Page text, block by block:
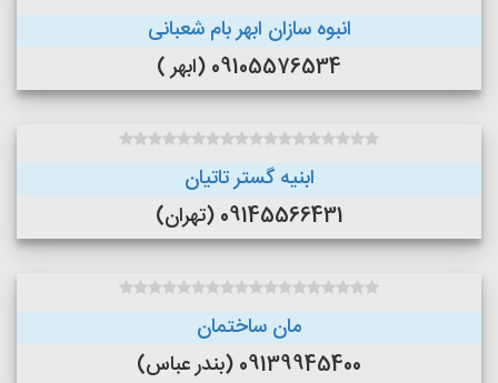
انبوه سازان ابهر بام شعبانی
09105576534 (ابهر )
ابنیه گستر تاتیان
09145566431 (تهران)
مان ساختمان
09139945400 (بندر عباس)